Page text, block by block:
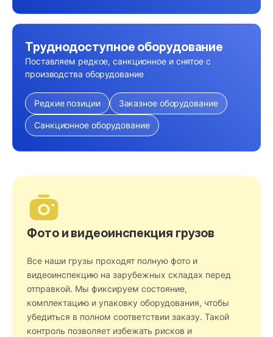
Труднодоступное оборудование
Поставляем редкое, санкционное и снятое с
производства оборудование
Редкие позиции Заказное оборудование
Санкционное оборудование
Фото и видеоинспекция грузов
Все наши грузы проходят полную фото и
видеоинспекцию на зарубежных складах перед
отправкой. Мы фиксируем состояние,
комплектацию и упаковку оборудования, чтобы
убедиться в полном соответствии заказу. Такой
контроль позволяет избежать рисков и